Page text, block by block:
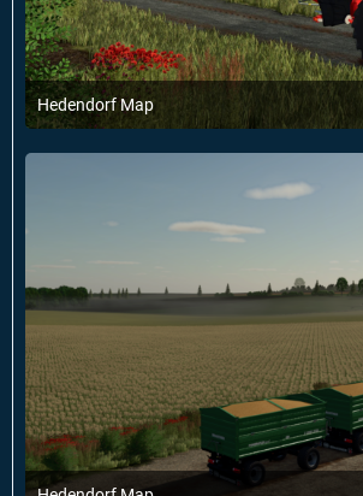
Hedendorf Map
6. Februar 2025 um 18:21
3